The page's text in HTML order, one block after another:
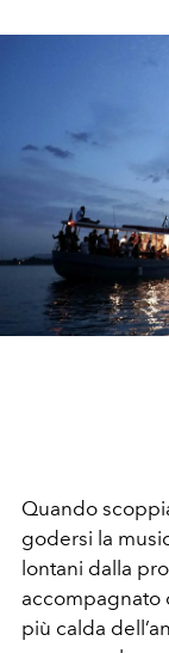
Quando
godersi la
lontani dalla
accompagnato
più calda